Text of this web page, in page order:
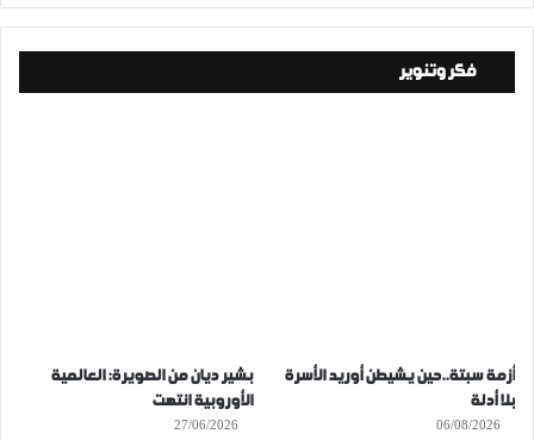
فكر وتنوير
أزمة سبتة..حين يشيطن أوريد الأسرة
بلا أدلة
06/08/2026
بشير ديان من الصويرة: العالمية
الأوروبية انتهت
27/06/2026